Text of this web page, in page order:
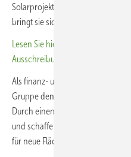
Solarprojekte von der frühen
bringt sie sicher über die Ziellinie.
Lesen Sie hier einen Artikel zu
Ausschreibungen
Als finanz- und umsetzungstarker
Gruppe den Projekterfolg auch
Durch einen Verkauf an UKA
und schaffen frühzeitig Liquidität.
für neue Flächen und weiteres